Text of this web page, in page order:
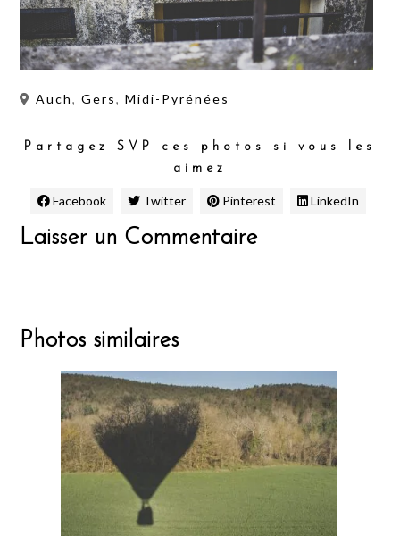
Auch,Gers,Midi-Pyrénées
Partagez SVP ces photos si vous les
aimez
Facebook Twitter Pinterest LinkedIn
Laisser un Commentaire
Photos similaires